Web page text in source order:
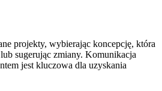
projekty, wybierając koncepcję, która
sugerując zmiany. Komunikacja
jest kluczowa dla uzyskania